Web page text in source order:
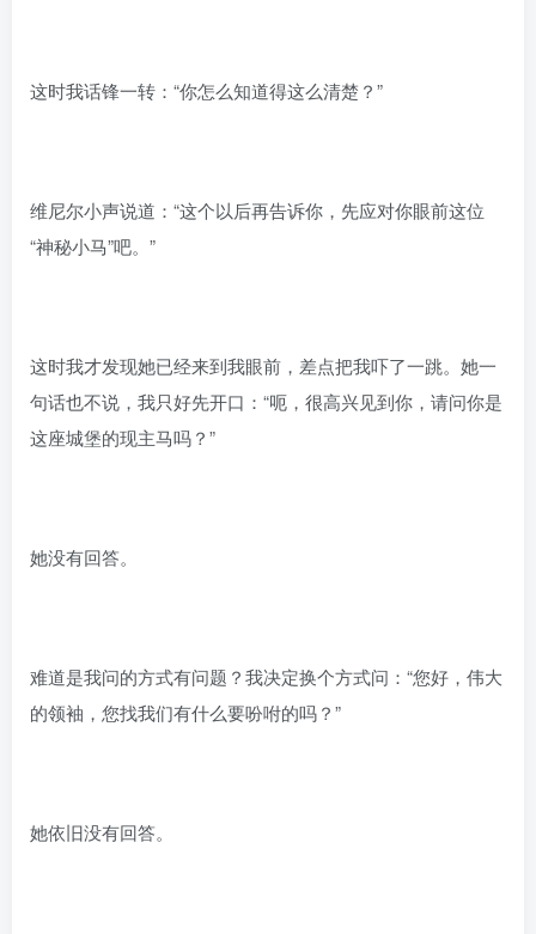
这时我话锋一转：“你怎么知道得这么清楚？”
维尼尔小声说道：“这个以后再告诉你，先应对你眼前这位
“神秘小马”吧。”
这时我才发现她已经来到我眼前，差点把我吓了一跳。她一
句话也不说，我只好先开口：“呃，很高兴见到你，请问你是
这座城堡的现主马吗？”
她没有回答。
难道是我问的方式有问题？我决定换个方式问：“您好，伟大
的领袖，您找我们有什么要吩咐的吗？”
她依旧没有回答。